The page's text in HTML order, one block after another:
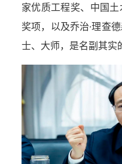
家优质工程奖、中国
奖项，以及乔治·理查
士、大师，是名副其实